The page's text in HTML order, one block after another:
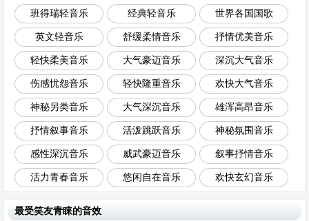
班得瑞轻音乐 经典轻音乐 世界各国国歌
英文轻音乐 舒缓柔情音乐 抒情优美音乐
轻快柔美音乐 大气豪迈音乐 深沉大气音乐
伤感忧怨音乐 轻快隆重音乐 欢快大气音乐
神秘另类音乐 大气深沉音乐 雄浑高昂音乐
抒情叙事音乐 活泼跳跃音乐 神秘氛围音乐
感性深沉音乐 威武豪迈音乐 叙事抒情音乐
活力青春音乐 悠闲自在音乐 欢快玄幻音乐
最受笑友青睐的音效